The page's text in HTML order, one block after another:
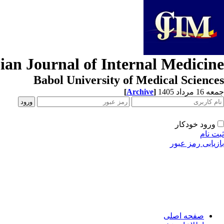
Journal of Internal Medicine
Babol University of Medical Sciences
جمعه 16 مرداد 1405 [Archive]
ورود خودکار
ثبت نام
بازیابی رمز عبور
صفحه اصلی